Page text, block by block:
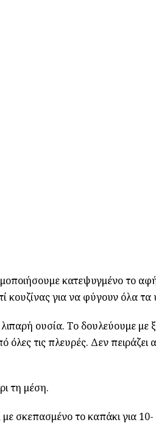
κατεψυγμένο το
κουζίνας για να φύγουν όλα τα
ουσία. Το δουλεύουμε με
τις πλευρές. Δεν πειράζει
τη μέση.
σκεπασμένο το καπάκι για